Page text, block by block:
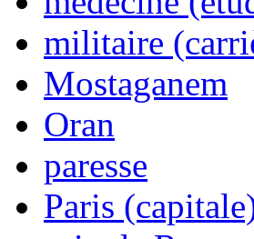
militaire
Mostaganem
Oran
paresse
Paris